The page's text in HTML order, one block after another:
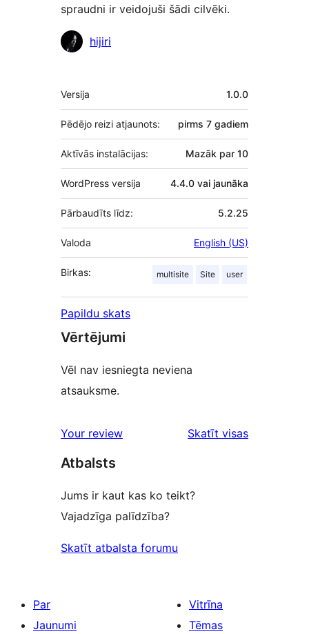
spraudni ir veidojuši šādi cilvēki.
Līdzdalībnieki
hijiri
Meta
Versija 1.0.0
Pēdējo reizi atjaunots: pirms 7 gadiem
Aktīvās instalācijas: Mazāk par 10
WordPress versija 4.4.0 vai jaunāka
Pārbaudīts līdz: 5.2.25
Valoda English (US)
Birkas: multisite Site user
Papildu skats
Vērtējumi
Vēl nav iesniegta neviena
atsauksme.
Your review Skatīt visasatsauksmes
Atbalsts
Jums ir kaut kas ko teikt?
Vajadzīga palīdzība?
Skatīt atbalsta forumu
Par
Jaunumi
Vitrīna
Tēmas